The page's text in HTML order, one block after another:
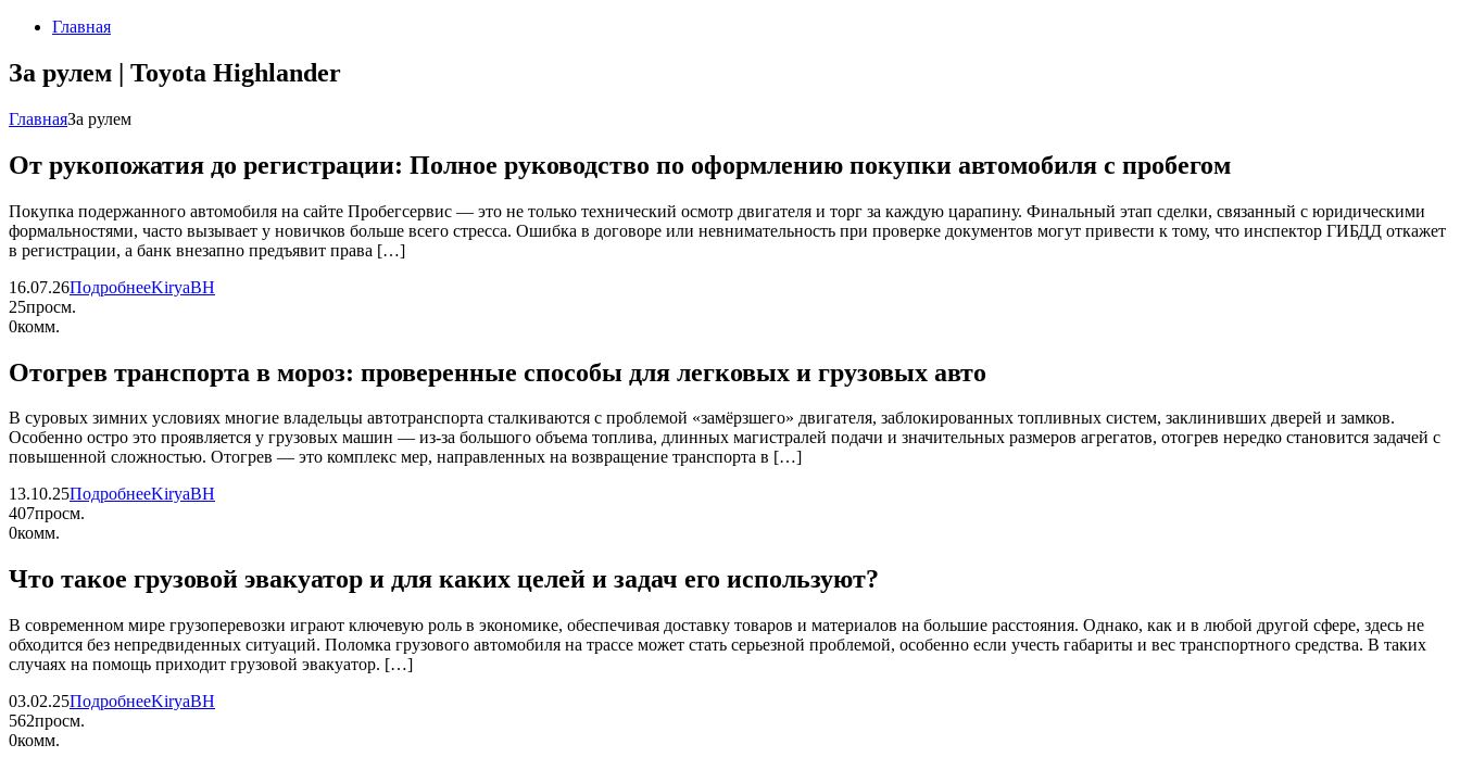
Главная
За рулем | Toyota Highlander
ГлавнаяЗа рулем
От рукопожатия до регистрации: Полное руководство по оформлению покупки автомобиля с пробегом
Покупка подержанного автомобиля на сайте Пробегсервис — это не только технический осмотр двигателя и торг за каждую царапину. Финальный этап сделки, связанный с юридическими
формальностями, часто вызывает у новичков больше всего стресса. Ошибка в договоре или невнимательность при проверке документов могут привести к тому, что инспектор ГИБДД откажет
в регистрации, а банк внезапно предъявит права […]
16.07.26ПодробнееKiryaBH
25просм.
0комм.
Отогрев транспорта в мороз: проверенные способы для легковых и грузовых авто
В суровых зимних условиях многие владельцы автотранспорта сталкиваются с проблемой «замёрзшего» двигателя, заблокированных топливных систем, заклинивших дверей и замков.
Особенно остро это проявляется у грузовых машин — из-за большого объема топлива, длинных магистралей подачи и значительных размеров агрегатов, отогрев нередко становится задачей с
повышенной сложностью. Отогрев — это комплекс мер, направленных на возвращение транспорта в […]
13.10.25ПодробнееKiryaBH
407просм.
0комм.
Что такое грузовой эвакуатор и для каких целей и задач его используют?
В современном мире грузоперевозки играют ключевую роль в экономике, обеспечивая доставку товаров и материалов на большие расстояния. Однако, как и в любой другой сфере, здесь не
обходится без непредвиденных ситуаций. Поломка грузового автомобиля на трассе может стать серьезной проблемой, особенно если учесть габариты и вес транспортного средства. В таких
случаях на помощь приходит грузовой эвакуатор. […]
03.02.25ПодробнееKiryaBH
562просм.
0комм.